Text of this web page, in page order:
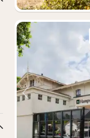
Vorige foto